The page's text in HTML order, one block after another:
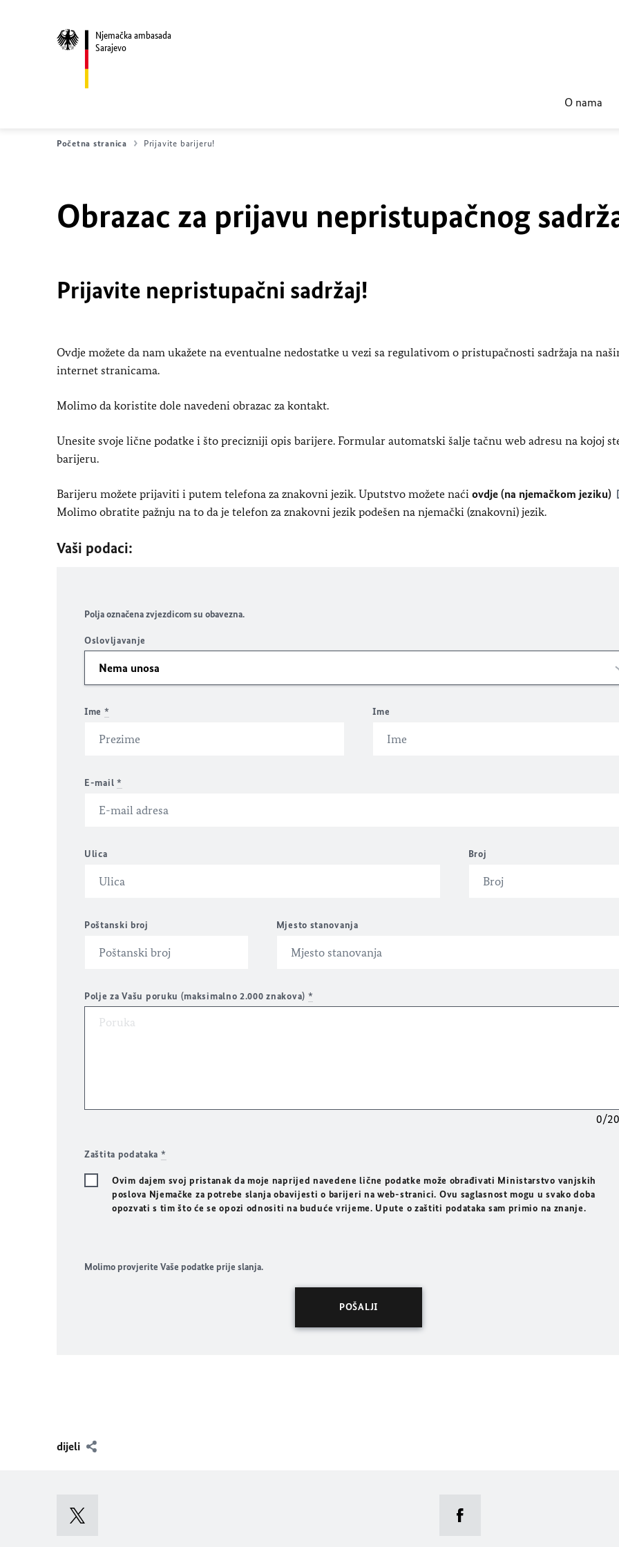
Njemačka ambasada
Sarajevo
O nama
Početna stranica Prijavite barijeru!
Obrazac za prijavu nepristupačnog
Prijavite nepristupačni sadržaj!
Ovdje možete da nam ukažete na eventualne nedostatke u vezi sa regulativom o pristupačnosti sadržaja na
internet stranicama.
Molimo da koristite dole navedeni obrazac za kontakt.
Unesite svoje lične podatke i što precizniji opis barijere. Formular automatski šalje tačnu web adresu na kojoj
barijeru.
Barijeru možete prijaviti i putem telefona za znakovni jezik. Uputstvo možete naći ovdje (na njemačkom jeziku)
Molimo obratite pažnju na to da je telefon za znakovni jezik podešen na njemački (znakovni) jezik.
Vaši podaci:
Polja označena zvjezdicom su obavezna.
Oslovljavanje
Ime * Ime
E-mail *
Ulica Broj
Poštanski broj Mjesto stanovanja
Polje za Vašu poruku (maksimalno 2.000 znakova) *
0/
Zaštita podataka *
Ovim dajem svoj pristanak da moje naprijed navedene lične podatke može obrađivati Ministarstvo vanjskih
poslova Njemačke za potrebe slanja obavijesti o barijeri na web-stranici. Ovu saglasnost mogu u svako doba
opozvati s tim što će se opozi odnositi na buduće vrijeme. Upute o zaštiti podataka sam primio na znanje.
Molimo provjerite Vaše podatke prije slanja.
dijeli